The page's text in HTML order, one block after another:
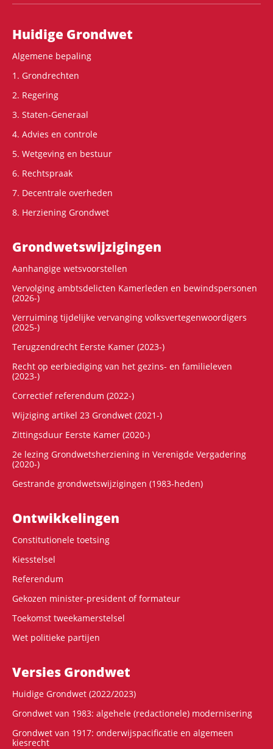
Hoofdnavigatie
Huidige Grondwet
Algemene bepaling
1. Grondrechten
2. Regering
3. Staten-Generaal
4. Advies en controle
5. Wetgeving en bestuur
6. Rechtspraak
7. Decentrale overheden
8. Herziening Grondwet
Grondwets­wijzigingen
Aanhangige wetsvoorstellen
Vervolging ambtsdelicten Kamerleden en bewindspersonen
(2026-)
Verruiming tijdelijke vervanging volksvertegenwoordigers
(2025-)
Terugzendrecht Eerste Kamer (2023-)
Recht op eerbiediging van het gezins- en familieleven
(2023-)
Correctief referendum (2022-)
Wijziging artikel 23 Grondwet (2021-)
Zittingsduur Eerste Kamer (2020-)
2e lezing Grondwetsherziening in Verenigde Vergadering
(2020-)
Gestrande grondwetswijzigingen (1983-heden)
Ontwikke­lingen
Constitutionele toetsing
Kiesstelsel
Referendum
Gekozen minister-president of formateur
Toekomst tweekamerstelsel
Wet politieke partijen
Versies Grondwet
Huidige Grondwet (2022/2023)
Grondwet van 1983: algehele (redactionele) modernisering
Grondwet van 1917: onderwijspacificatie en algemeen
kiesrecht